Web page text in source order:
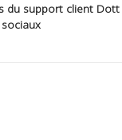
du support client Dott